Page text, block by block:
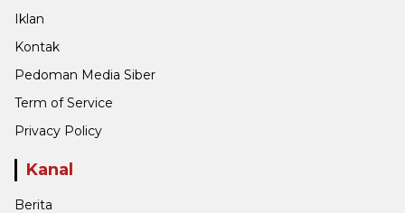
Iklan
Kontak
Pedoman Media Siber
Term of Service
Privacy Policy
Kanal
Berita